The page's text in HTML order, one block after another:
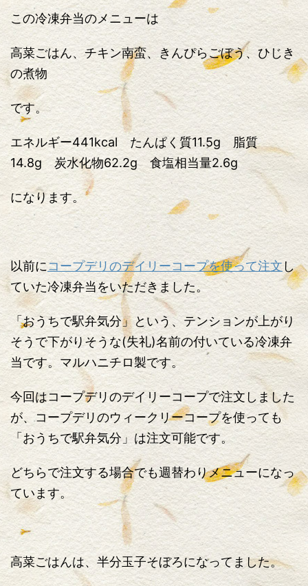
この冷凍弁当のメニューは
高菜ごはん、チキン南蛮、きんぴらごぼう、ひじき
の煮物
です。
エネルギー441kcal たんぱく質11.5g 脂質
14.8g 炭水化物62.2g 食塩相当量2.6g
になります。
以前にコープデリのデイリーコープを使って注文 し
ていた冷凍弁当をいただきました。
「おうちで駅弁気分」という、テンションが上がり
そうで下がりそうな(失礼)名前の付いている冷凍弁
当です。マルハニチロ製です。
今回はコープデリのデイリーコープで注文しました
が、コープデリのウィークリーコープを使っても
「おうちで駅弁気分」は注文可能です。
どちらで注文する場合でも週替わりメニューになっ
ています。
高菜ごはんは、半分玉子そぼろになってました。